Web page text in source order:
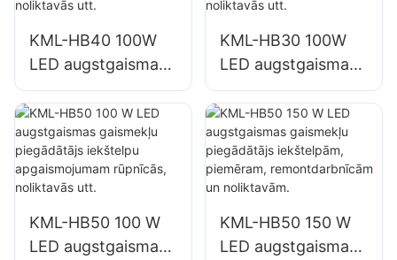
KML-HB40 100W
LED augstgaismas
gaismekļu
piegādātājs
iekštelpu
apgaismojumam
rūpnīcās,
KML-HB30 100W
LED augstgaismas
gaismekļu
piegādātājs
iekštelpu
apgaismojumam
rūpnīcās,
KML-HB50 100 W
LED augstgaismas
KML-HB50 150 W
LED augstgaismas